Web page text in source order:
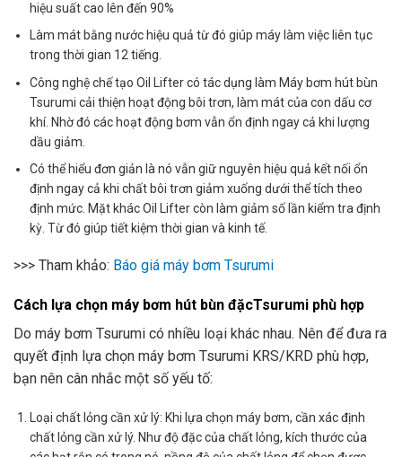
hiệu suất cao lên đến 90%
Làm mát bằng nước hiệu quả từ đó giúp máy làm việc liên tục
trong thời gian 12 tiếng.
Công nghệ chế tạo Oil Lifter có tác dụng làm Máy bơm hút bùn
Tsurumi cải thiện hoạt động bôi trơn, làm mát của con dấu cơ
khí. Nhờ đó các hoạt động bơm vẫn ổn định ngay cả khi lượng
dầu giảm.
Có thể hiểu đơn giản là nó vẫn giữ nguyên hiệu quả kết nối ổn
định ngay cả khi chất bôi trơn giảm xuống dưới thể tích theo
định mức. Mặt khác Oil Lifter còn làm giảm số lần kiểm tra định
kỳ. Từ đó giúp tiết kiệm thời gian và kinh tế.
>>> Tham khảo: Báo giá máy bơm Tsurumi
Cách lựa chọn máy bơm hút bùn đặcTsurumi phù hợp
Do máy bơm Tsurumi có nhiều loại khác nhau. Nên để đưa ra
quyết định lựa chọn máy bơm Tsurumi KRS/KRD phù hợp,
bạn nên cân nhắc một số yếu tố:
Loại chất lỏng cần xử lý: Khi lựa chọn máy bơm, cần xác định
chất lỏng cần xử lý. Như độ đặc của chất lỏng, kích thước của